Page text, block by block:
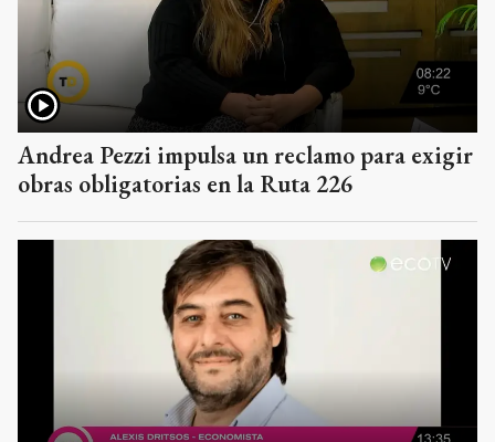
Andrea Pezzi impulsa un reclamo para exigir
obras obligatorias en la Ruta 226